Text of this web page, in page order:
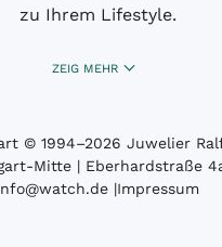
zu Ihrem Lifestyle.
ZEIG MEHR
© 1994­–2026 Juwelier
Mitte | Eberhardstraße
|Impressum